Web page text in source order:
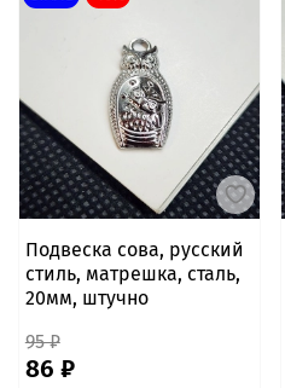
Подвеска сова, русский
стиль, матрешка, сталь,
20мм, штучно
95 ₽
86 ₽